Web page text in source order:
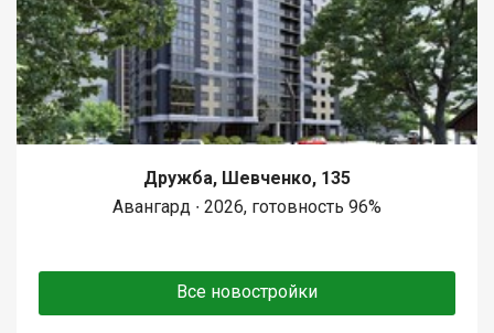
Дружба, Шевченко, 135
Авангард ∙ 2026, готовность 96%
Все новостройки